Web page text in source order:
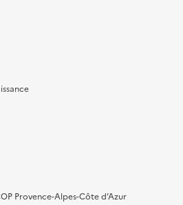
Provence-Alpes-Côte d’Azur